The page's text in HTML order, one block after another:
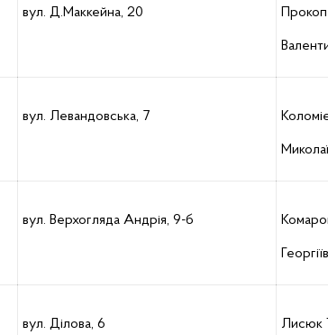
вул. Д.Маккейна, 20
вул. Левандовська, 7
вул. Верхогляда Андрія, 9-б
вул. Ділова, 6 Лисюк